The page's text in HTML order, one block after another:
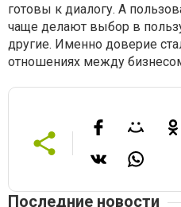
готовы к диалогу. А
чаще делают выбор в
другие. Именно доверие
отношениях между
Последние новости